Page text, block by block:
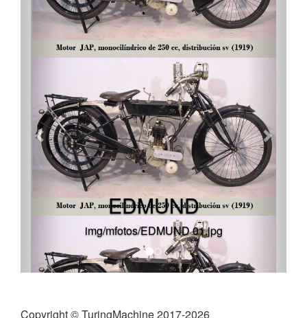
EDMUND
img/mfotos/EDMUND 01.jpg
Copyright © TuringMachine 2017-2026